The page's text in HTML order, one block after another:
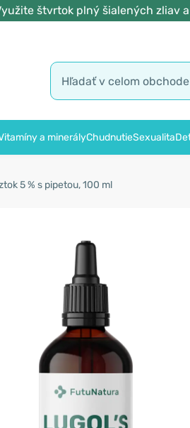
štvrtok plný šialených zliav
a minerályChudnutieSexualita
5 % s pipetou, 100 ml